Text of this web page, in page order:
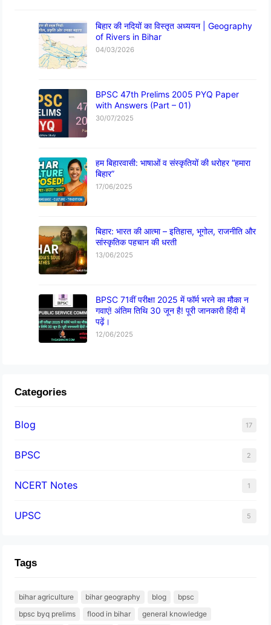
बिहार की नदियों का विस्तृत अध्ययन | Geography
of Rivers in Bihar
04/03/2026
BPSC 47th Prelims 2005 PYQ Paper
with Answers (Part – 01)
30/07/2025
हम बिहारवासी: भाषाओं व संस्कृतियों की धरोहर “हमारा
बिहार”
17/06/2025
बिहार: भारत की आत्मा – इतिहास, भूगोल, राजनीति और
सांस्कृतिक पहचान की धरती
13/06/2025
BPSC 71वीं परीक्षा 2025 में फॉर्म भरने का मौका न
गवाएं! अंतिम तिथि 30 जून है! पूरी जानकारी हिंदी में
पढ़ें।
12/06/2025
Categories
Blog 17
BPSC 2
NCERT Notes 1
UPSC 5
Tags
bihar agriculture bihar geography blog
bpsc
bpsc byq prelims
flood in bihar
general knowledge